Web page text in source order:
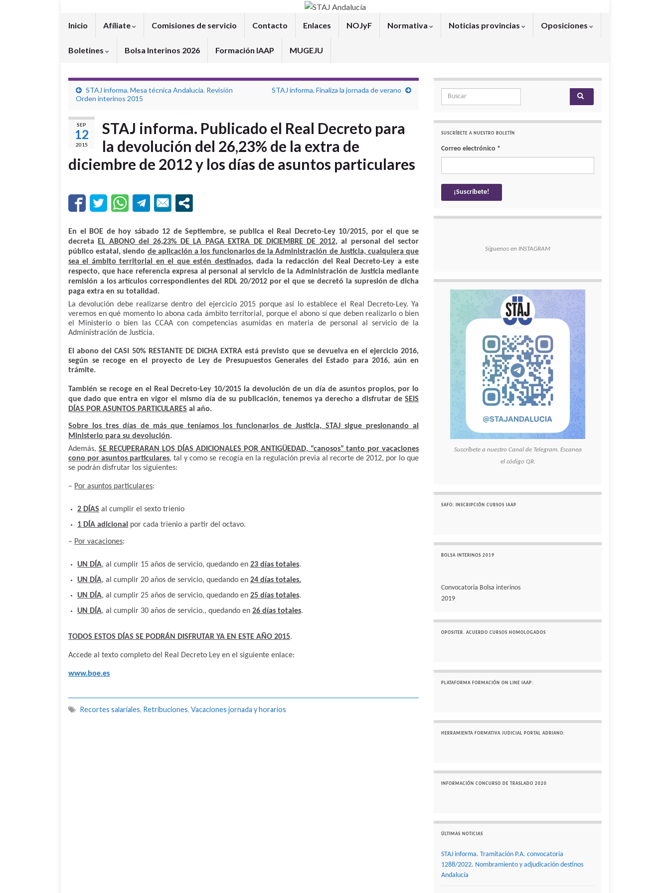
Inicio Afíliate Comisiones de servicio Contacto Enlaces NOJyF Normativa Noticias provincias Oposiciones
Boletines Bolsa Interinos 2026 Formación IAAP MUGEJU
STAJ informa. Mesa técnica Andalucía. Revisión
Orden interinos 2015
STAJ informa. Finaliza la jornada de verano
SEP
12
2015
STAJ informa. Publicado el Real Decreto para
la devolución del 26,23% de la extra de
diciembre de 2012 y los días de asuntos particulares
En el BOE de hoy sábado 12 de Septiembre, se publica el Real Decreto-Ley 10/2015, por el que se
decreta
EL ABONO del 26,23% DE LA PAGA EXTRA DE DICIEMBRE DE 2012, al personal del sector
público estatal, siendo de aplicación a los funcionarios de la Administración de Justicia, cualquiera que
sea el ámbito territorial en el que estén destinados, dada la redacción del Real Decreto-Ley a este
respecto, que hace referencia expresa al personal al servicio de la Administración de Justicia mediante
remisión a los artículos correspondientes del RDL 20/2012 por el que se decretó la supresión de dicha
paga extra en su totalidad.
La devolución debe realizarse dentro del ejercicio 2015 porque así lo establece el Real Decreto-Ley. Ya
veremos en qué momento lo abona cada ámbito territorial, porque el abono sí que deben realizarlo o bien
el Ministerio o bien las CCAA con competencias asumidas en materia de personal al servicio de la
Administración de Justicia.
El abono del CASI 50% RESTANTE DE DICHA EXTRA está previsto que se devuelva en el ejercicio 2016,
según se recoge en el proyecto de Ley de Presupuestos Generales del Estado para 2016, aún en
trámite.
También se recoge en el Real Decreto-Ley 10/2015 la devolución de un día de asuntos propios, por lo
que dado que entra en vigor el mismo día de su publicación, tenemos ya derecho a disfrutar deSEIS
DÍAS POR ASUNTOS PARTICULARES al año.
Sobre los tres días de más que teníamos los funcionarios de Justicia, STAJ sigue presionando al
Ministerio para su devolución.
Además, SE RECUPERARAN LOS DÍAS ADICIONALES POR ANTIGÜEDAD, “canosos”tanto por vacaciones
cono por asuntos particulares, tal y como se recogía en la regulación previa al recorte de 2012, por lo que
se podrán disfrutar los siguientes:
– Por asuntos particulares:
2 DÍAS al cumplir el sexto trienio
1 DÍA adicional
por cada trienio a partir del octavo.
– Por vacaciones:
UN DÍA, al cumplir 15 años de servicio, quedando en 23 días totales.
UN DÍA, al cumplir 20 años de servicio, quedando en 24 días totales.
UN DÍA, al cumplir 25 años de servicio, quedando en 25 días totales.
UN DÍA, al cumplir 30 años de servicio., quedando en 26 días totales.
TODOS ESTOS DÍAS SE PODRÁN DISFRUTAR YA EN ESTE AÑO 2015.
Accede al texto completo del Real Decreto Ley en el siguiente enlace:
www.boe.es
Recortes salariales, Retribuciones, Vacaciones jornada y horarios
Search for:
SUSCRÍBETE A NUESTRO BOLETÍN
Correo electrónico *
Síguenos en INSTAGRAM
Suscríbete a nuestro Canal de Telegram. Escanea
el código QR.
SAFO: INSCRIPCIÓN CURSOS IAAP
BOLSA INTERINOS 2019
Convocatoria Bolsa interinos
2019
OPOSITER. ACUERDO CURSOS HOMOLOGADOS
PLATAFORMA FORMACIÓN ON LINE IAAP:
HERRAMIENTA FORMATIVA JUDICIAL PORTAL ADRIANO:
INFORMACIÓN CONCURSO DE TRASLADO 2020
ÚLTIMAS NOTICIAS
STAJ informa. Tramitación P.A. convocatoria
1288/2022. Nombramiento y adjudicación destinos
Andalucía